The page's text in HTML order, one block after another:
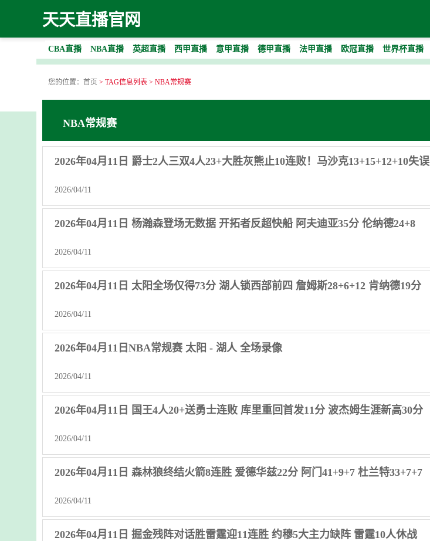
天天直播官网
CBA直播 NBA直播 英超直播 西甲直播 意甲直播 德甲直播 法甲直播 欧冠直播 世界杯直播
您的位置： 首页 > TAG信息列表 > NBA常规赛
NBA常规赛
2026年04月11日 爵士2人三双4人23+大胜灰熊止10连败！马沙克13+15+12+10失误
2026/04/11
2026年04月11日 杨瀚森登场无数据 开拓者反超快船 阿夫迪亚35分 伦纳德24+8
2026/04/11
2026年04月11日 太阳全场仅得73分 湖人锁西部前四 詹姆斯28+6+12 肯纳德19分
2026/04/11
2026年04月11日NBA常规赛 太阳 - 湖人 全场录像
2026/04/11
2026年04月11日 国王4人20+送勇士连败 库里重回首发11分 波杰姆生涯新高30分
2026/04/11
2026年04月11日 森林狼终结火箭8连胜 爱德华兹22分 阿门41+9+7 杜兰特33+7+7
2026/04/11
2026年04月11日 掘金残阵对话胜雷霆迎11连胜 约穆5大主力缺阵 雷霆10人休战